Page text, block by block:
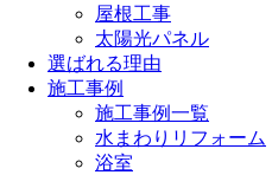
屋根工事
太陽光パネル
選ばれる理由
施工事例
施工事例一覧
水まわりリフォーム
浴室